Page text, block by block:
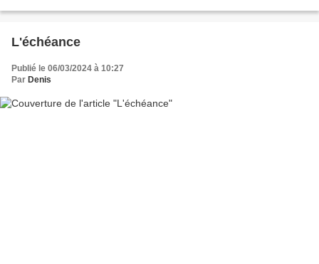
L'échéance
Publié le 06/03/2024 à 10:27
Par Denis